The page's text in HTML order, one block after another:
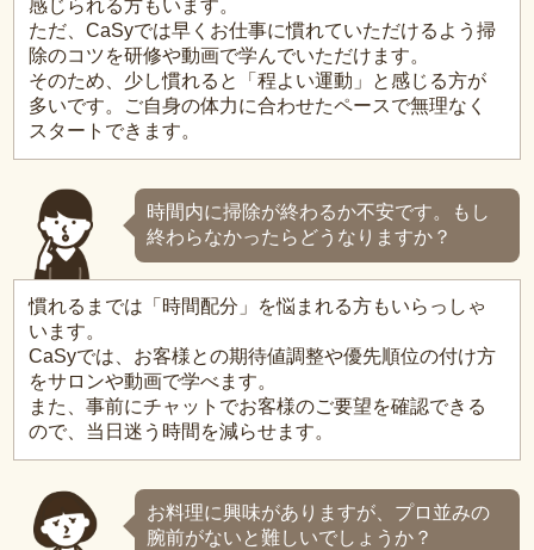
感じられる方もいます。
ただ、CaSyでは早くお仕事に慣れていただけるよう掃
除のコツを研修や動画で学んでいただけます。
そのため、少し慣れると「程よい運動」と感じる方が
多いです。ご自身の体力に合わせたペースで無理なく
スタートできます。
時間内に掃除が終わるか不安です。もし
終わらなかったらどうなりますか？
慣れるまでは「時間配分」を悩まれる方もいらっしゃ
います。
CaSyでは、お客様との期待値調整や優先順位の付け方
をサロンや動画で学べます。
また、事前にチャットでお客様のご要望を確認できる
ので、当日迷う時間を減らせます。
お料理に興味がありますが、プロ並みの
腕前がないと難しいでしょうか？